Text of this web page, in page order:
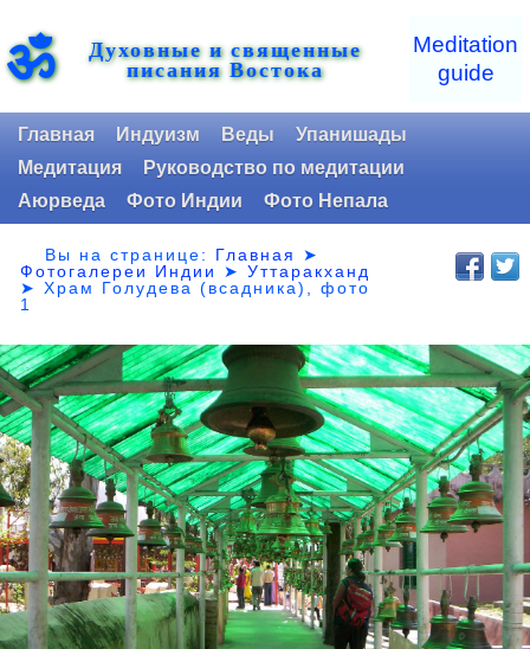
ॐ Духовные и священные
писания Востока
Meditation
guide
Главная Индуизм Веды
Упанишады
Медитация
Руководство по медитации
Аюрведа
Фото Индии Фото Непала
Вы на странице: Главная
➤
Фотогалереи Индии
➤Уттаракханд
➤Храм Голудева (всадника), фото
1